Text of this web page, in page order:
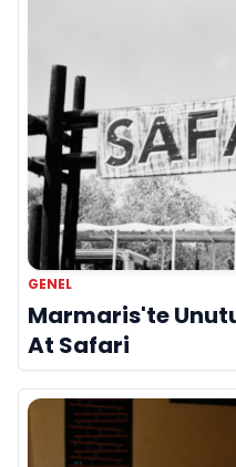
GENEL
Marmaris'te
At Safari